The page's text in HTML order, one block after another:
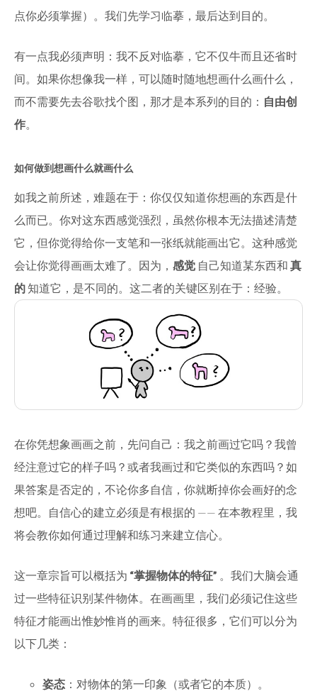
点你必须掌握）。我们先学习临摹，最后达到目的。
有一点我必须声明：我不反对临摹，它不仅牛而且还省时
间。如果你想像我一样，可以随时随地想画什么画什么，
而不需要先去谷歌找个图，那才是本系列的目的： 自由创
作
如何做到想画什么就画什么
如我之前所述，难题在于：你仅仅知道你想画的东西是什
么而已。你对这东西感觉强烈，虽然你根本无法描述清楚
它，但你觉得给你一支笔和一张纸就能画出它。这种感觉
会让你觉得画画太难了。因为， 感觉 自己知道某东西和 真
的知道它，是不同的。这二者的关键区别在于：经验。
在你凭想象画画之前，先问自己：我之前画过它吗？我曾
经注意过它的样子吗？或者我画过和它类似的东西吗？如
果答案是否定的，不论你多自信，你就断掉你会画好的念
想吧。自信心的建立必须是有根据的 —— 在本教程里，我
将会教你如何通过理解和练习来建立信心。
这一章宗旨可以概括为 “掌握物体的特征” 。我们大脑会通
过一些特征识别某件物体。在画画里，我们必须记住这些
特征才能画出惟妙惟肖的画来。特征很多，它们可以分为
以下几类：
姿态 ：对物体的第一印象（或者它的本质）。